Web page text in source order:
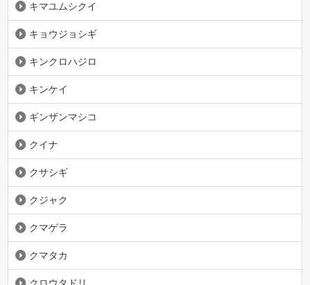
キマユムシクイ
キョウジョシギ
キンクロハジロ
キンケイ
ギンザンマシコ
クイナ
クサシギ
クジャク
クマゲラ
クマタカ